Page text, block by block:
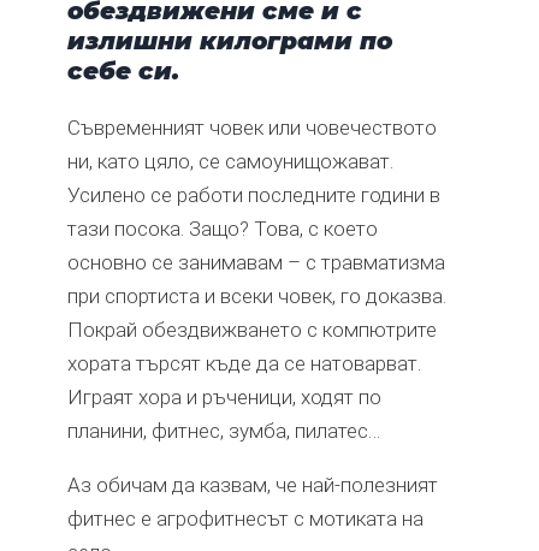
обездвижени сме и с
излишни килограми по
себе си.
Съвременният човек или човечеството
ни, като цяло, се самоунищожават.
Усилено се работи последните години в
тази посока. Защо? Това, с което
основно се занимавам – с травматизма
при спортиста и всеки човек, го доказва.
Покрай обездвижването с компютрите
хората търсят къде да се натоварват.
Играят хора и ръченици, ходят по
планини, фитнес, зумба, пилатес…
Аз обичам да казвам, че най-полезният
фитнес е агрофитнесът с мотиката на